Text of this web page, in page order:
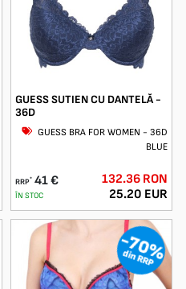
GUESS SUTIEN CU DANTELĂ -
36D
GUESS BRA FOR WOMEN - 36D
BLUE
RRP* 41 €
ÎN STOC
132.36 RON
25.20 EUR
-70%
din RRP